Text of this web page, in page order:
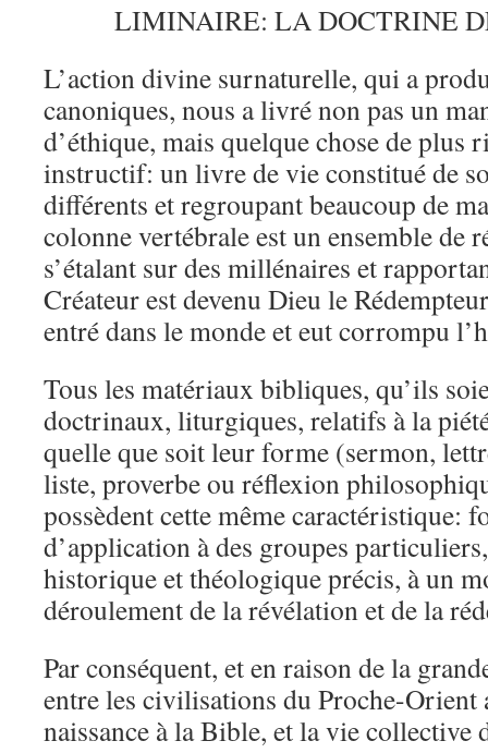
LIMINAIRE: LA DOCTRINE
L’action divine surnaturelle, qui a
canoniques, nous a livré non pas un
d’éthique, mais quelque chose de plus
instructif: un livre de vie constitué de
différents et regroupant beaucoup de
colonne vertébrale est un ensemble de
s’étalant sur des millénaires et
Créateur est devenu Dieu le
entré dans le monde et eut corrompu
Tous les matériaux bibliques, qu’ils
doctrinaux, liturgiques, relatifs à la
quelle que soit leur forme (sermon,
liste, proverbe ou réflexion
possèdent cette même caractéristique:
d’application à des groupes
historique et théologique précis, à un
déroulement de la révélation et de la
Par conséquent, et en raison de la
entre les civilisations du Proche-Orient
naissance à la Bible, et la vie collective